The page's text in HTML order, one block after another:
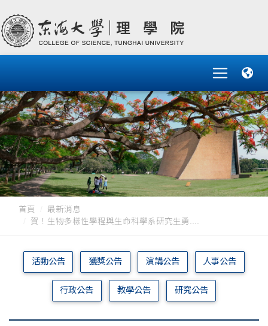
首頁
最新消息
賀！生物多樣性學程與生命科學系研究生勇....
活動公告 獲獎公告 演講公告 人事公告
行政公告 教學公告 研究公告